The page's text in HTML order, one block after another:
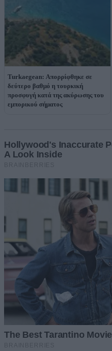
Turkaegean: Απορρίφθηκε σε
δεύτερο βαθμό η τουρκική
προσφυγή κατά της ακύρωσης του
εμπορικού σήματος